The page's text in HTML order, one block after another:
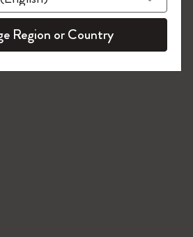
845 プロダクツ
ぐ会員登録 !
Region or Country